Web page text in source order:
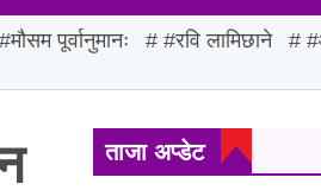
#मौसम पूर्वानुमानः #रवि लामिछाने
ताजा अप्डेट